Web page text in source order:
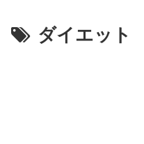
ダイエット